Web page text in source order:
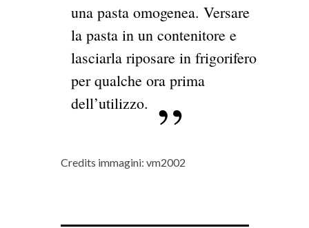
una pasta omogenea. Versare
la pasta in un contenitore e
lasciarla riposare in frigorifero
per qualche ora prima
dell’utilizzo.
Credits immagini: vm2002